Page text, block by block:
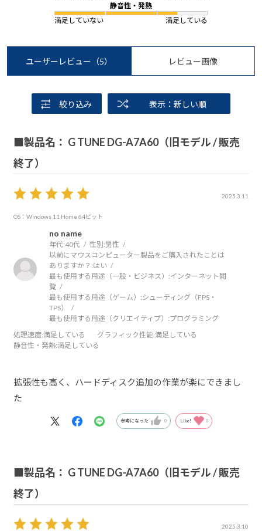
静音性・発熱
満足していない
満足している
ユーザーレビュー （5） レビュー画像
絞り込み 表示：新しい順
■製品名： G TUNE DG-A7A60（旧モデル / 販売
終了）
2025.3.11
OS：Windows 11 Home 64ビット
no name
年代:40代 性別:男性
以前にマウスコンピューター製品をご購入されたことは
ありますか？:はい
最も使用する用途（一般・ビジネス）:インターネット閲
覧
最も使用する用途（ゲーム）:シューティング（FPS・
TPS）
最も使用する用途（クリエイティブ）:プログラミング
処理速度:満足している グラフィック性能:満足している
静音性・発熱:満足している
拡張性も高く、ハードディスク追加の作業が楽にできまし
た
参考になった 0 Like! 0
■製品名： G TUNE DG-A7A60（旧モデル / 販売
終了）
2025.3.10